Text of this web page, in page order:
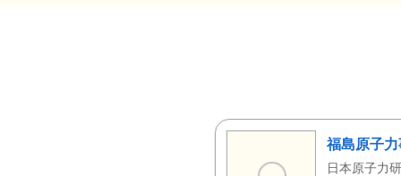
福島原子
日本原子力